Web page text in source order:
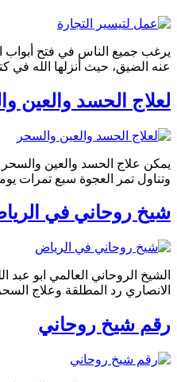
يرغب جميع الناس في فتح أبواب
عنه الضيق، حيث أنزلها الله
لعلاج الحسد والعين
يمكن علاج الحسد والعين والسحر
وتناول تمر العجوة سبع تمرات
شيخ روحاني في
الانصاري رد المطلقة وعلاج السحر السفلي والعلوي 00447451221963 ابو عبد الله الانصاري الشيخ الروحاني جلب الحبيب وفك
رقم شيخ روحاني